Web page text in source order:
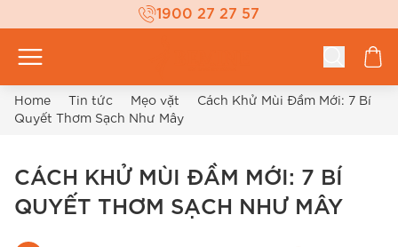
1900 27 27 57
Home Tin tức Mẹo vặt
Cách Khử Mùi Đầm Mới: 7 Bí
Quyết Thơm Sạch Như Mây
CÁCH KHỬ MÙI ĐẦM MỚI: 7 BÍ
QUYẾT THƠM SẠCH NHƯ MÂY